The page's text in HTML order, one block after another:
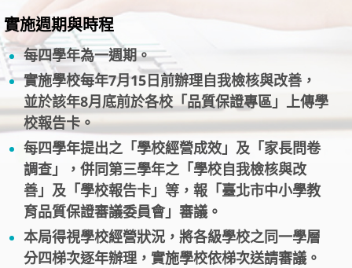
實施週期與時程
每四學年為一週期。
實施學校每年7月15日前辦理自我檢核與改善，
並於該年8月底前於各校「品質保證專區」上傳學
校報告卡。
每四學年提出之「學校經營成效」及「家長問卷
調查」，併同第三學年之「學校自我檢核與改
善」及「學校報告卡」等，報「臺北市中小學教
育品質保證審議委員會」審議。
本局得視學校經營狀況，將各級學校之同一學層
分四梯次逐年辦理，實施學校依梯次送請審議。